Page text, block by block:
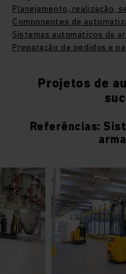
Planejamento, realização,
Componentes de
Sistemas automáticos de
Preparação de pedidos e
Projetos de
Referências: